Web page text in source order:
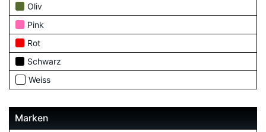
Oliv
Pink
Rot
Schwarz
Weiss
Marken